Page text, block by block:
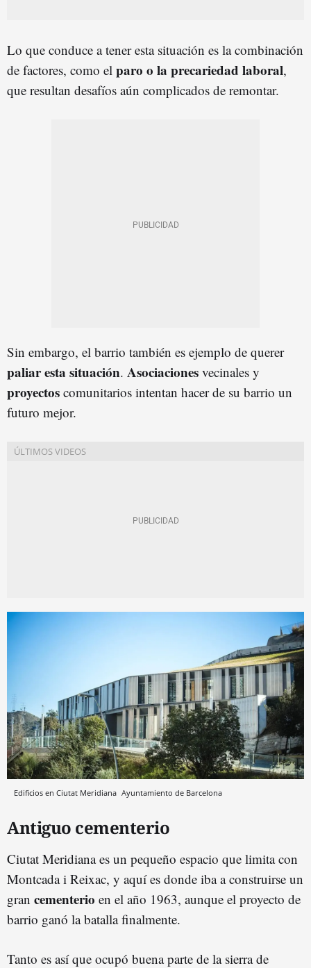
Lo que conduce a tener esta situación es la combinación
de factores, como el paro o la precariedad laboral,
que resultan desafíos aún complicados de remontar.
Sin embargo, el barrio también es ejemplo de querer
paliar esta situación. Asociaciones vecinales y
proyectos comunitarios intentan hacer de su barrio un
futuro mejor.
Edificios en Ciutat Meridiana Ayuntamiento de Barcelona
Antiguo cementerio
Ciutat Meridiana es un pequeño espacio que limita con
Montcada i Reixac, y aquí es donde iba a construirse un
gran cementerio en el año 1963, aunque el proyecto de
barrio ganó la batalla finalmente.
Tanto es así que ocupó buena parte de la sierra de